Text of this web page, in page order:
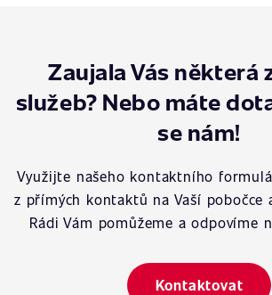
Zaujala Vás některá
služeb? Nebo máte
se nám!
Využijte našeho kontaktního
z přímých kontaktů na Vaší pobočce
Rádi Vám pomůžeme a odpovíme
Kontaktovat